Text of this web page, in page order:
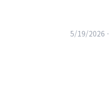
5/19/2026 ·